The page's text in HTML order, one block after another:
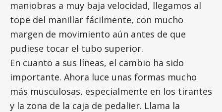
maniobras a muy baja velocidad, llegamos al
tope del manillar fácilmente, con mucho
margen de movimiento aún antes de que
pudiese tocar el tubo superior.
En cuanto a sus líneas, el cambio ha sido
importante. Ahora luce unas formas mucho
más musculosas, especialmente en los tirantes
y la zona de la caja de pedalier. Llama la